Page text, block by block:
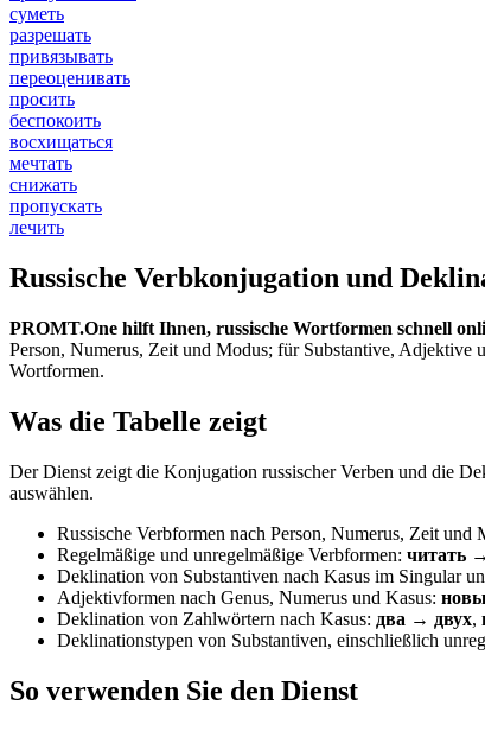
суметь
разрешать
привязывать
переоценивать
просить
беспокоить
восхищаться
мечтать
снижать
пропускать
лечить
Russische Verbkonjugation und
PROMT.One hilft Ihnen, russische Wortformen schnell
Person, Numerus, Zeit und Modus; für Substantive,
Wortformen.
Was die Tabelle zeigt
Der Dienst zeigt die Konjugation russischer Verben und die
auswählen.
Russische Verbformen nach Person, Numerus, Zeit und
Regelmäßige und unregelmäßige Verbformen: читать
Deklination von Substantiven nach Kasus im Singular
Adjektivformen nach Genus, Numerus und Kasus:
Deklination von Zahlwörtern nach Kasus: два → двух,
Deklinationstypen von Substantiven, einschließlich
So verwenden Sie den Dienst